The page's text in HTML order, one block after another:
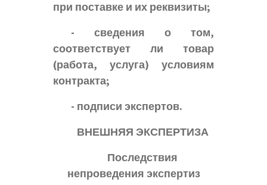
при поставке и их реквизиты;
- сведения о том,
соответствует ли товар
(работа, услуга) условиям
контракта;
- подписи экспертов.
ВНЕШНЯЯ ЭКСПЕРТИЗА
Последствия
непроведения экспертиз